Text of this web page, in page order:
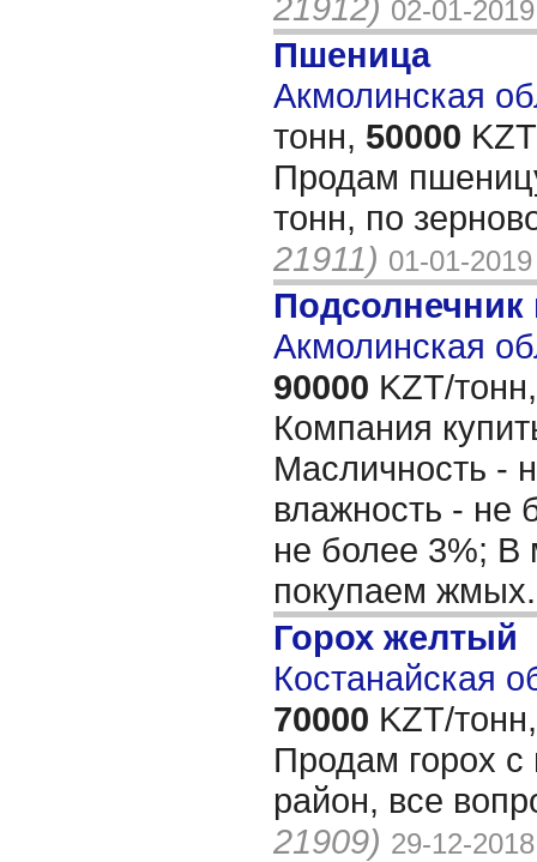
02-01-2019
Пшеница
Акмолинская
тонн, 50000
Продам
тонн, по
21911) 01-01-2019
Акмолинская
90000 KZT/тонн,
Компания
Масличность -
влажность - не
не более 3%; В
покупаем
Горох желтый
Костанайская
70000 KZT/тонн,
Продам горох с
район, все
21909) 29-12-2018